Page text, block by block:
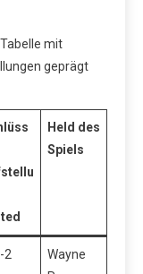
mit
geprägt
Held des
Spiels
2
Wayne